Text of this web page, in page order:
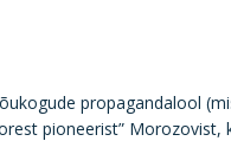
propagandalool
pioneerist” Morozovist,